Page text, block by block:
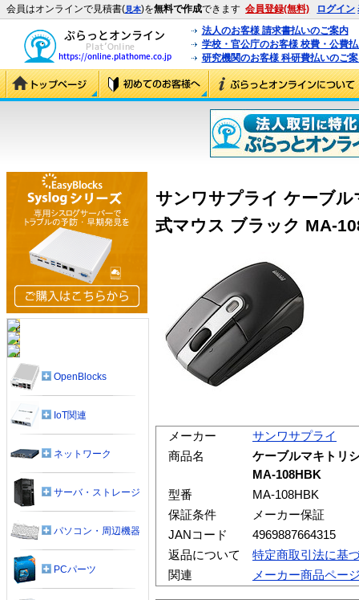
会員はオンラインで見積書(見本)を無料で作成できます 会員登録(無料) ログイン
法人のお客様 請求書払いのご案内
学校・官公庁のお客様 校費・公費
研究機関のお客様 科研費払いのご
サンワサプライ ケーブ
式マウス ブラック MA-
メーカー
サンワサプライ
商品名
ケーブルマキトリ
MA-108HBK
型番
MA-108HBK
保証条件
メーカー保証
JANコード
4969887664315
返品について
特定商取引法に基
関連
メーカー商品ペー
OpenBlocks
IoT関連
ネットワーク
サーバ・ストレージ
パソコン・周辺機器
PCパーツ